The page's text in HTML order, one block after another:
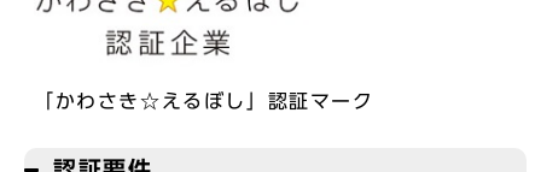
「かわさき☆えるぼし」認証マーク